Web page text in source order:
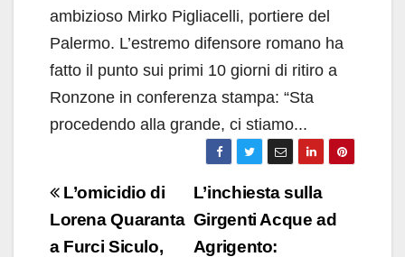
ambizioso Mirko Pigliacelli, portiere del
Palermo. L’estremo difensore romano ha
fatto il punto sui primi 10 giorni di ritiro a
Ronzone in conferenza stampa: “Sta
procedendo alla grande, ci stiamo...
Navigazione
articoli
L’inchiesta sulla
Girgenti Acque ad
Agrigento:
L’omicidio di
Lorena Quaranta
a Furci Siculo,